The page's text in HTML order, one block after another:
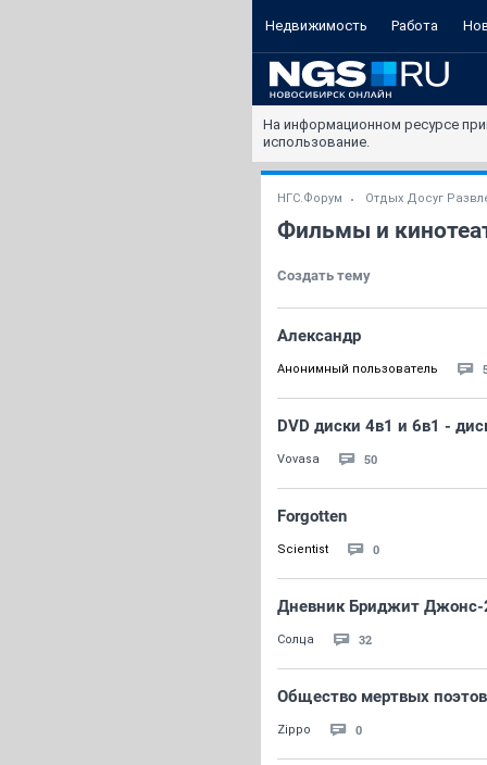
Недвижимость Работа
На информационном ресурсе
использование.
НГС.Форум Отдых Досуг
Фильмы и
Создать тему
Александр
Анонимный пользователь
DVD диски 4в1 и 6в1 -
Vovasa 50
Forgotten
Scientist 0
Дневник Бриджит Джонс-
Солца 32
Общество мертвых поэтов
Zippo 0